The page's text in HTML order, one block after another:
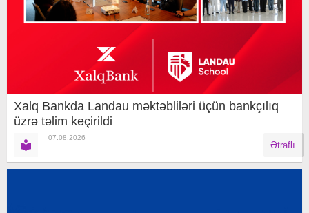
Xalq Bankda Landau məktəbliləri üçün bankçılıq
üzrə təlim keçirildi
07.08.2026
Ətraflı